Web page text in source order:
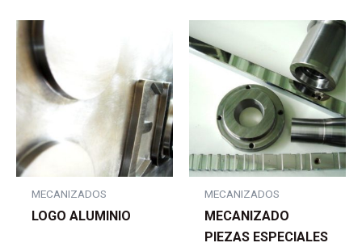
MECANIZADOS
LOGO ALUMINIO
MECANIZADOS
MECANIZADO
PIEZAS ESPECIALES